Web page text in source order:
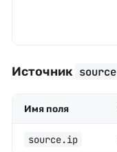
Источник source
Имя поля
source.ip